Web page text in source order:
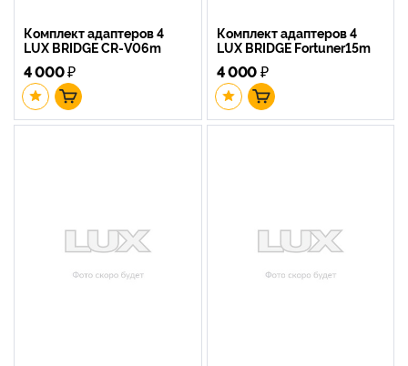
Комплект адаптеров 4
LUX BRIDGE CR-V06m
4 000₽
Комплект адаптеров 4
LUX BRIDGE Fortuner15m
4 000₽